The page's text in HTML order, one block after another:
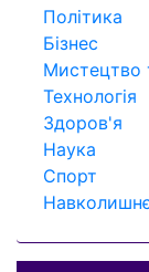
Політика
Бізнес
Мистецтво
Технологія
Здоров'я
Наука
Спорт